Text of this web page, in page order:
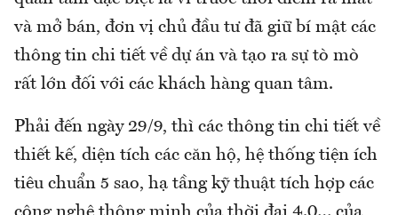
và mở bán, đơn vị chủ đầu tư đã giữ bí mật các
thông tin chi tiết về dự án và tạo ra sự tò mò
rất lớn đối với các khách hàng quan tâm.
Phải đến ngày 29/9, thì các thông tin chi tiết về
thiết kế, diện tích các căn hộ, hệ thống tiện ích
tiêu chuẩn 5 sao, hạ tầng kỹ thuật tích hợp các